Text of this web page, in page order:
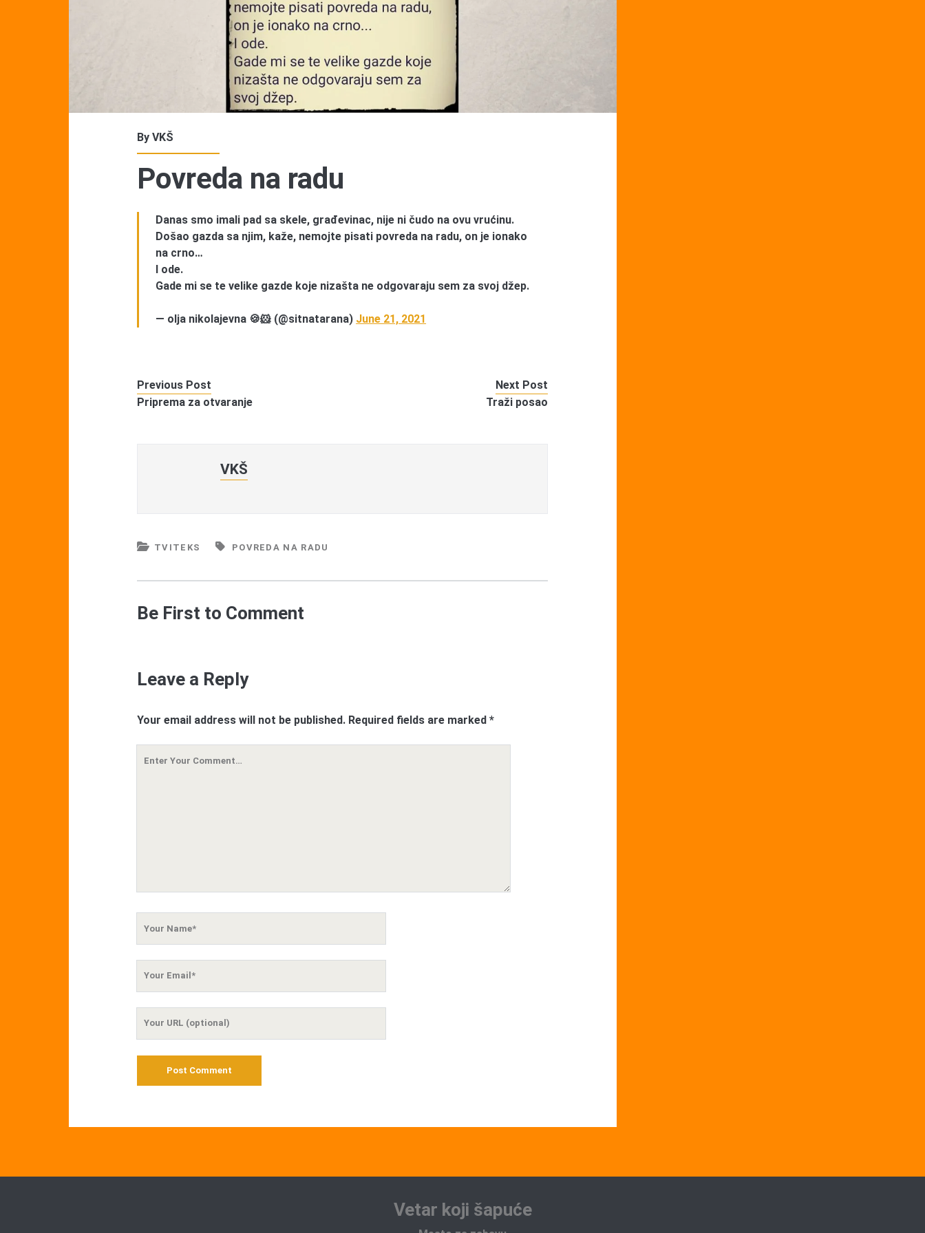
ByVKŠ
Povreda na radu
Danas smo imali pad sa skele, građevinac, nije ni čudo na ovu vrućinu.
Došao gazda sa njim, kaže, nemojte pisati povreda na radu, on je ionako
na crno…
I ode.
Gade mi se te velike gazde koje nizašta ne odgovaraju sem za svoj džep.
— olja nikolajevna 🍪🐹 (@sitnatarana) June 21, 2021
Previous Post
Priprema za otvaranje
Next Post
Traži posao
VKŠ
TVITEKS POVREDA NA RADU
Be First to Comment
Leave a Reply
Your email address will not be published. Required fields are marked*
Vetar koji šapuće